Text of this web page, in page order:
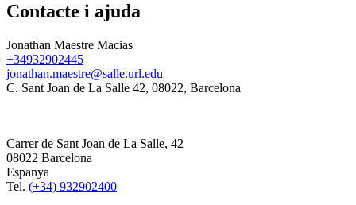
Contacte i ajuda
Jonathan Maestre Macias
+34932902445
jonathan.maestre@salle.url.edu
C. Sant Joan de La Salle 42, 08022, Barcelona
Carrer de Sant Joan de La Salle, 42
08022 Barcelona
Espanya
Tel. (+34) 932902400